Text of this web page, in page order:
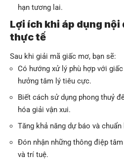
hạn tương lai.
Lợi ích khi áp dụng nội
thực tế
Sau khi giải mã giấc mơ, bạn sẽ:
Có hướng xử lý phù hợp với
hưởng tâm lý tiêu cực.
Biết cách sử dụng phong thuỷ
hóa giải vận xui.
Tăng khả năng dự báo và
Đón nhận những thông điệp
và trí tuệ.